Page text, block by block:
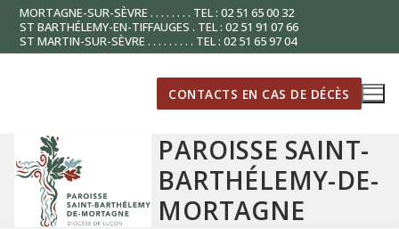
Aller
contenu
MORTAGNE-SUR-SÈVRE . . . . . . . . TEL : 02 51 65 00 32
ST BARTHÉLEMY-EN-TIFFAUGES . TEL : 02 51 91 07 66
ST MARTIN-SUR-SÈVRE . . . . . . . . . TEL : 02 51 65 97 04
CONTACTS EN CAS DE DÉCÈS
PAROISSE SAINT-
BARTHÉLEMY-DE-
MORTAGNE